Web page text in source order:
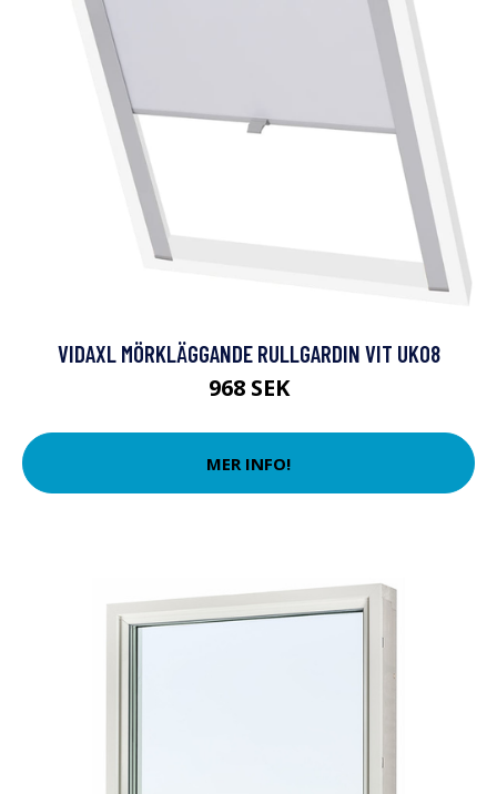
VIDAXL MÖRKLÄGGANDE RULLGARDIN VIT UK08
968 SEK
MER INFO!